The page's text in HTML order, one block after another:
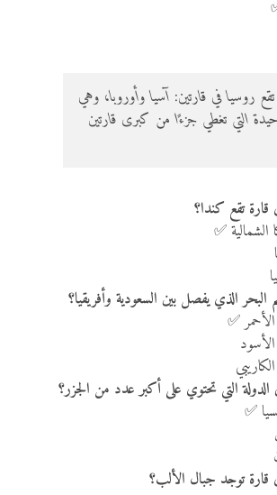
روسيا في قارتين: آسيا وأوروبا، وهي
التي تغطي جزءًا من كبرى قارتين
تقع كندا؟
الشمالية ✅
البحر الذي يفصل بين السعودية وأفريقيا؟
✅
التي تحتوي على أكبر عدد من الجزر؟
✅
توجد جبال الألب؟